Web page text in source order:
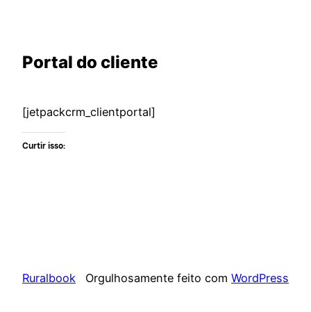
Portal do cliente
[jetpackcrm_clientportal]
Curtir isso:
Ruralbook Orgulhosamente feito com WordPress